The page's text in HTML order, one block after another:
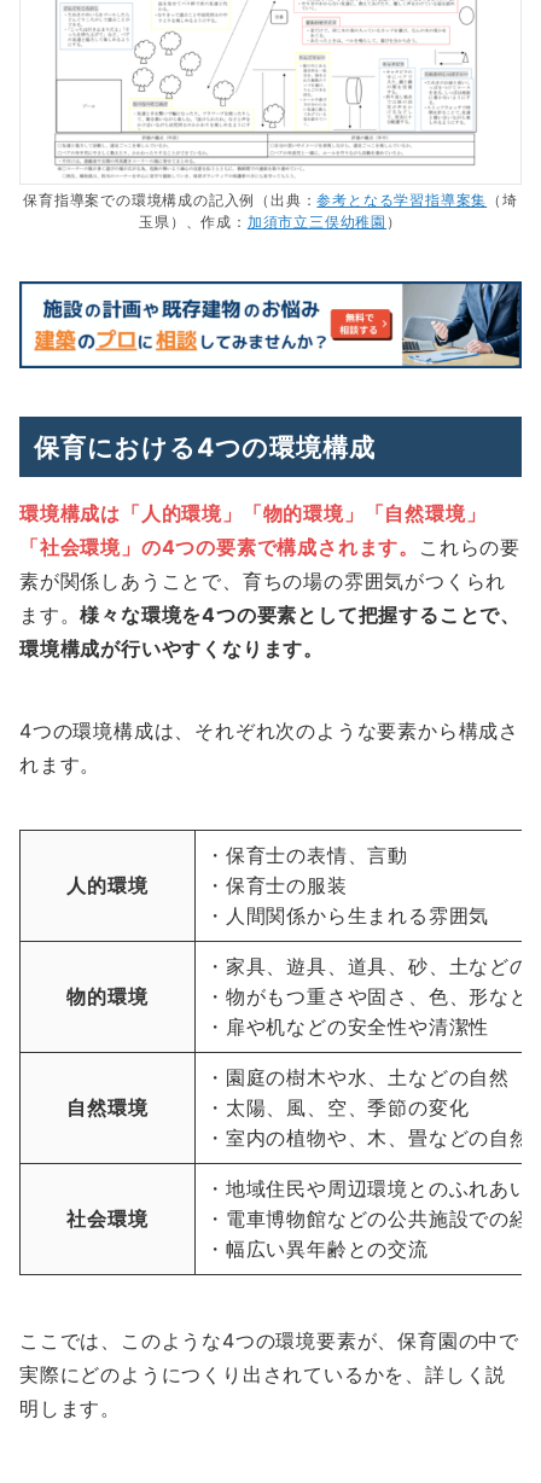
保育指導案での環境構成の記入例（出典：参考となる学習指導案集 （埼
玉県）、作成： 加須市立三俣幼稚園 ）
保育における4つの環境構成
環境構成は「人的環境」「物的環境」「自然環境」
「社会環境」の4つの要素で構成されます。 これらの要
素が関係しあうことで、育ちの場の雰囲気がつくられ
ます。様々な環境を4つの要素として把握することで、
環境構成が行いやすくなります。
4つの環境構成は、それぞれ次のような要素から構成さ
れます。
人的環境
・保育士の表情、言動
・保育士の服装
・人間関係から生まれる雰囲気
物的環境
・家具、遊具、道具、砂、土などの
・物がもつ重さや固さ、色、形など
・扉や机などの安全性や清潔性
自然環境
・園庭の樹木や水、土などの自然
・太陽、風、空、季節の変化
・室内の植物や、木、畳などの自然
社会環境
・地域住民や周辺環境とのふれあい
・電車博物館などの公共施設での経
・幅広い異年齢との交流
ここでは、このような4つの環境要素が、保育園の中で
実際にどのようにつくり出されているかを、詳しく説
明します。